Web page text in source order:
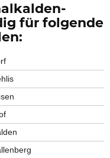
für folgende